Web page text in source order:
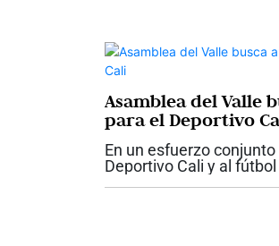
Asamblea del Valle
para el Deportivo
En un esfuerzo
Deportivo Cali y al